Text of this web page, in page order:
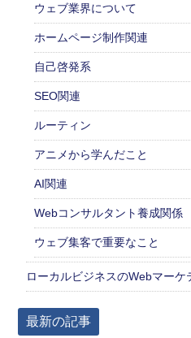
ウェブ業界について
ホームページ制作関連
自己啓発系
SEO関連
ルーティン
アニメから学んだこと
AI関連
Webコンサルタント養成関係
ウェブ集客で重要なこと
ローカルビジネスのWebマーケ
最新の記事